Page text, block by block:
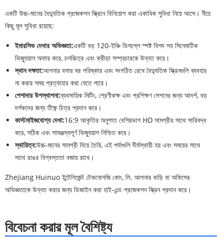
একটি উচ্চ-মানের বৈদ্যুতিক প্রজেকশন স্ক্রিনে বিনিয়োগ করা একাধিক সুবিধা নিয়ে আসে। নীচে
কিছু মূল সুবিধা রয়েছে:
ইমারসিভ দেখার অভিজ্ঞতা:একটি বড় 120-ইঞ্চি ডিসপ্লে স্পষ্ট বিশদ সহ সিনেমাটিক
ভিজ্যুয়াল অফার করে, চলচ্চিত্র এবং ক্রীড়া সম্প্রচারকে উন্নত করে।
স্থান দক্ষতা:আপনার বসার ঘর পরিষ্কার এবং সংগঠিত রেখে বৈদ্যুতিক স্ক্রিনগুলি ব্যবহার
না করার সময় প্রত্যাহার করা যেতে পারে।
পেশাদার উপস্থাপনা:ব্যবসায়িক মিটিং, শ্রেণীকক্ষ এবং প্রশিক্ষণ সেশনের জন্য আদর্শ, বড়
দর্শকদের জন্য তীক্ষ্ণ চিত্র প্রদান করে।
কাস্টমাইজযোগ্য দেখা:16:9 আকৃতির অনুপাত বেশিরভাগ HD সামগ্রীর সাথে সারিবদ্ধ
করে, সঠিক এবং সামঞ্জস্যপূর্ণ ভিজ্যুয়াল নিশ্চিত করে।
স্থায়িত্ব:উচ্চ-মানের সামগ্রী দিয়ে তৈরি, এই পর্দাগুলি দীর্ঘস্থায়ী হয় এবং সময়ের সাথে
সাথে রঙের বিশ্বস্ততা বজায় রাখে।
Zhejiang Huinuo ইন্টেলিজেন্ট টেকনোলজি কোং, লি. আপনার বাড়ি বা অফিসের
অভিজ্ঞতাকে উন্নত করার জন্য ডিজাইন করা হাই-এন্ড প্রজেকশন স্ক্রিন প্রদান করে।
বিবেচনা করার মূল বৈশিষ্ট্য